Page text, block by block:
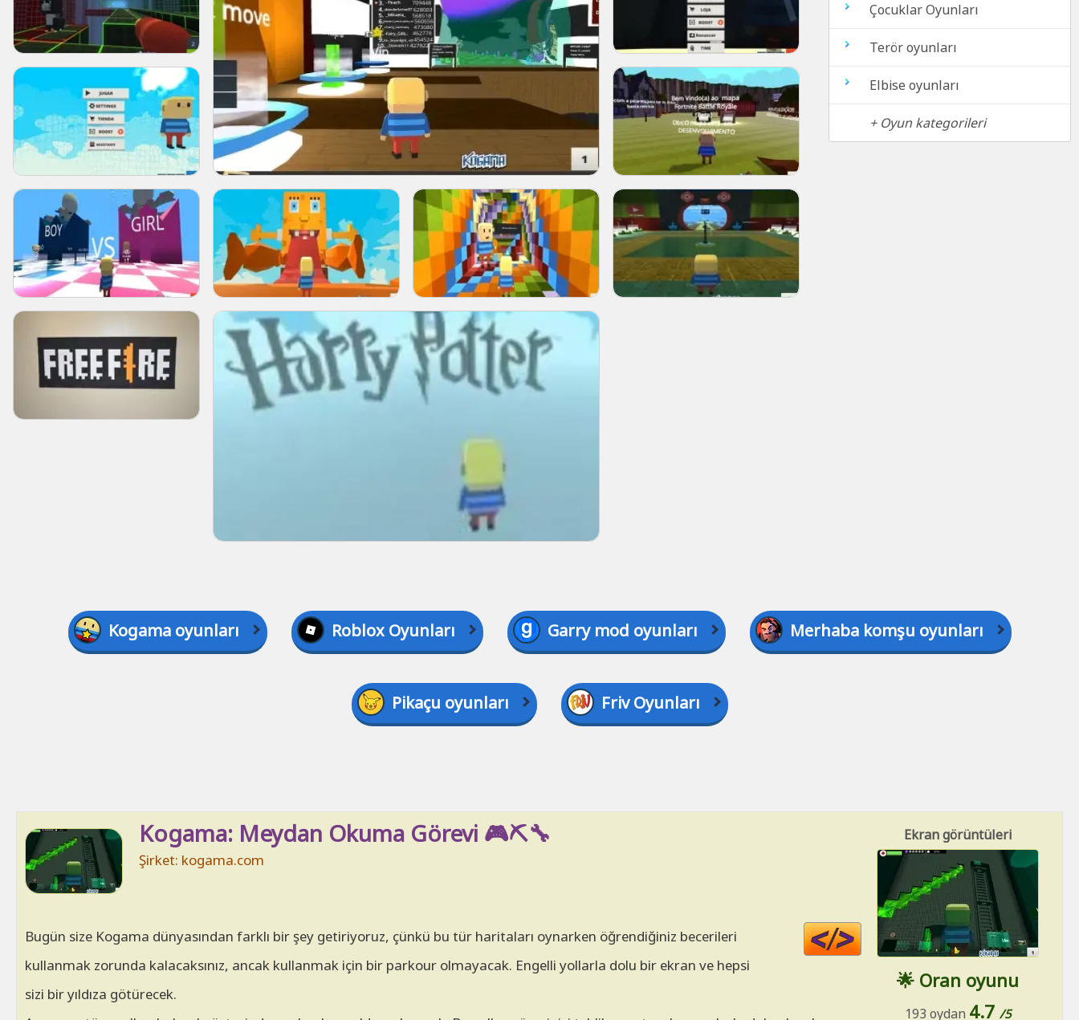
Çocuklar Oyunları
Terör oyunları
Elbise oyunları
+ Oyun kategorileri
Kogama oyunları Roblox Oyunları Garry mod oyunları Merhaba komşu oyunları
Pikaçu oyunları Friv Oyunları
Ekran görüntüleri
🌟 Oran oyunu
193 oydan 4.7 /5
Kogama: Meydan Okuma Görevi 🎮⛏️🔧
Şirket: kogama.com
Code
HTML
Bugün size Kogama dünyasından farklı bir şey getiriyoruz, çünkü bu tür haritaları oynarken öğrendiğiniz becerileri
kullanmak zorunda kalacaksınız, ancak kullanmak için bir parkour olmayacak. Engelli yollarla dolu bir ekran ve hepsi
sizi bir yıldıza götürecek.